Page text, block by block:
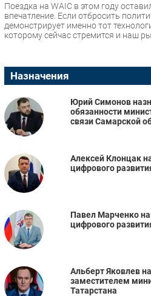
Поездка на WAIC в этом году
впечатление. Если отбросить
демонстрирует именно тот
которому сейчас стремится и наш
Назначения
Юрий Симонов
обязанности
связи Самарской
Алексей Клонцак
цифрового
Павел Марченко
цифрового
Альберт Яковлев
заместителем
Татарстана